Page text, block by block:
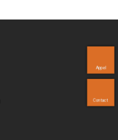
Appel
Contact